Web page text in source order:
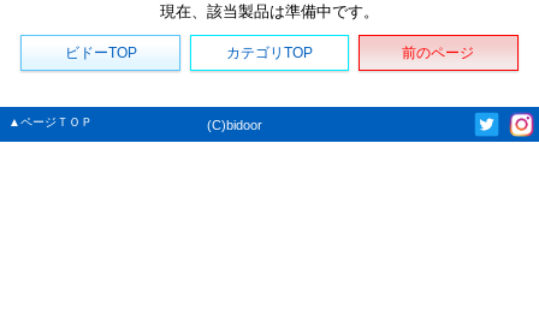
現在、該当製品は準備中です。
ビドーTOP カテゴリTOP 前のページ
▲ページＴＯＰ (C)bidoor